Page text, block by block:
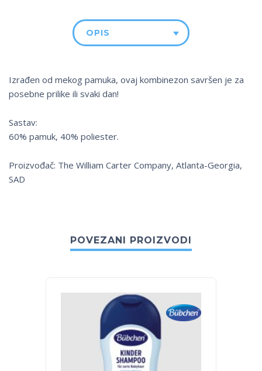
OPIS
Izrađen od mekog pamuka, ovaj kombinezon savršen je za
posebne prilike ili svaki dan!
Sastav:
60% pamuk, 40% poliester.
Proizvođač: The William Carter Company, Atlanta-Georgia,
SAD
POVEZANI PROIZVODI